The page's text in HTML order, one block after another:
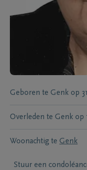
Geboren te Genk op
Overleden te Genk op
Woonachtig te Genk
Stuur een